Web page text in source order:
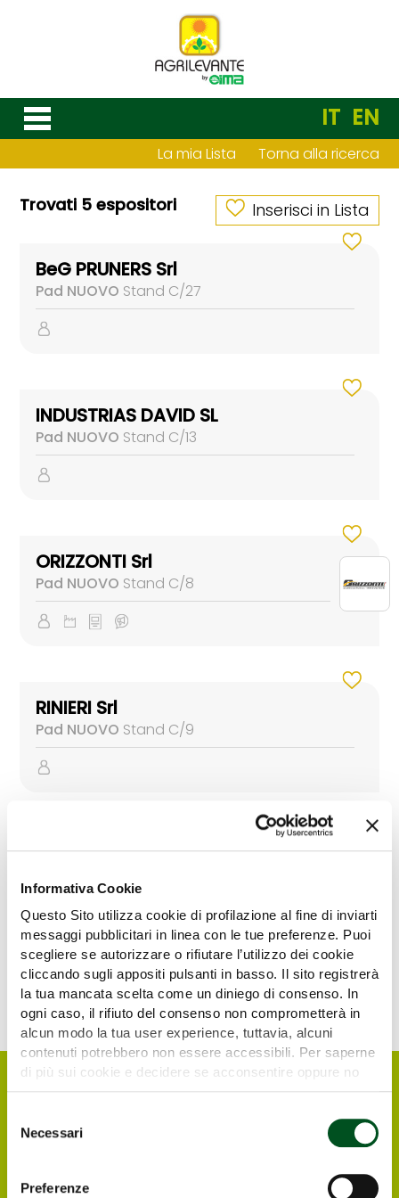
Informativa Cookie
Questo Sito utilizza cookie di profilazione al fine di inviarti
messaggi pubblicitari in linea con le tue preferenze. Puoi
scegliere se autorizzare o rifiutare l’utilizzo dei cookie
cliccando sugli appositi pulsanti in basso. Il sito registrerà
la tua mancata scelta come un diniego di consenso. In
ogni caso, il rifiuto del consenso non comprometterà in
alcun modo la tua user experience, tuttavia, alcuni
contenuti potrebbero non essere accessibili. Per saperne
di più sui cookie e decidere se acconsentire oppure no
delNecessari
Preferenze
IT EN
La mia Lista Torna alla ricerca
Trovati 5 espositori Inserisci in Lista
BeG PRUNERS Srl
Pad NUOVO Stand C/27
INDUSTRIAS DAVID SL
Pad NUOVO Stand C/13
ORIZZONTI Srl
Pad NUOVO Stand C/8
RINIERI Srl
Pad NUOVO Stand C/9
SERRAT Trituradoras